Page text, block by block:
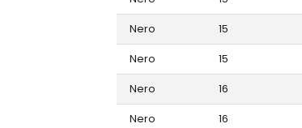
Nero
15
Nero
15
Nero
16
Nero
16